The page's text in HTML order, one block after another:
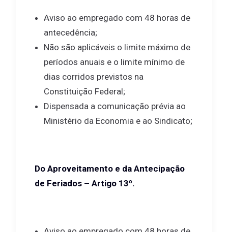
Aviso ao empregado com 48 horas de
antecedência;
Não são aplicáveis o limite máximo de
períodos anuais e o limite mínimo de
dias corridos previstos na
Constituição Federal;
Dispensada a comunicação prévia ao
Ministério da Economia e ao Sindicato;
Do Aproveitamento e da Antecipação
de Feriados – Artigo 13º.